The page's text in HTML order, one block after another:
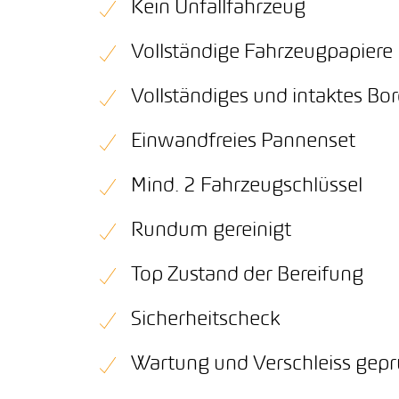
Kein Unfallfahrzeug
Vollständige Fahrzeugpapiere
Vollständiges und intaktes
Einwandfreies Pannenset
Mind. 2 Fahrzeugschlüssel
Rundum gereinigt
Top Zustand der Bereifung
Sicherheitscheck
Wartung und Verschleiss